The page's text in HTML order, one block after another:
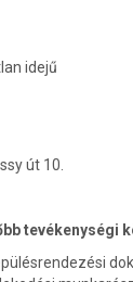
idejű
út 10.
tevékenységi